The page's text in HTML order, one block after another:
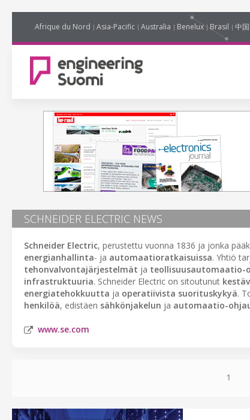
Afrique du Nord Asia-Pacific Australia Benelux Brasil 中国
SCHNEIDER ELECTRIC NEWS
Schneider Electric, perustettu vuonna 1836 ja jonka
energianhallinta- ja automaatioratkaisuissa. Yhtiö
tehonvalvontajärjestelmät ja teollisuusautomaatio-
infrastruktuuria. Schneider Electric on sitoutunut
energiatehokkuutta ja operatiivista suorituskykyä.
henkilöä, edistäen sähkönjakelun ja automaatio-
www.se.com
1